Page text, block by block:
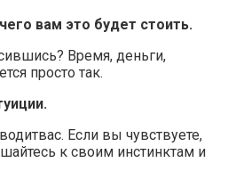
вам это будет стоить.
Время, деньги,
просто так.
.
Если вы чувствуете,
к своим инстинктам и